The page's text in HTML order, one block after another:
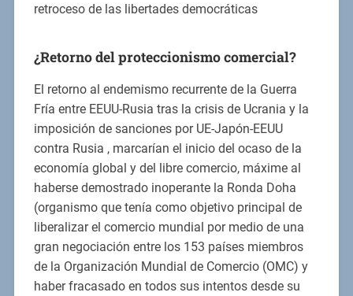
retroceso de las libertades democráticas
¿Retorno del proteccionismo comercial?
El retorno al endemismo recurrente de la Guerra
Fría entre EEUU-Rusia tras la crisis de Ucrania y la
imposición de sanciones por UE-Japón-EEUU
contra Rusia , marcarían el inicio del ocaso de la
economía global y del libre comercio, máxime al
haberse demostrado inoperante la Ronda Doha
(organismo que tenía como objetivo principal de
liberalizar el comercio mundial por medio de una
gran negociación entre los 153 países miembros
de la Organización Mundial de Comercio (OMC) y
haber fracasado en todos sus intentos desde su